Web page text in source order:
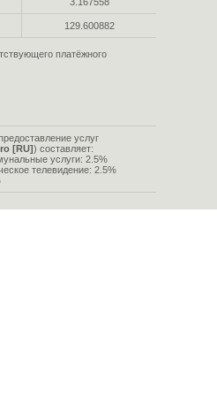
129.600882
платёжного
услуг
[RU]) составляет:
услуги: 2.5%
телевидение: 2.5%